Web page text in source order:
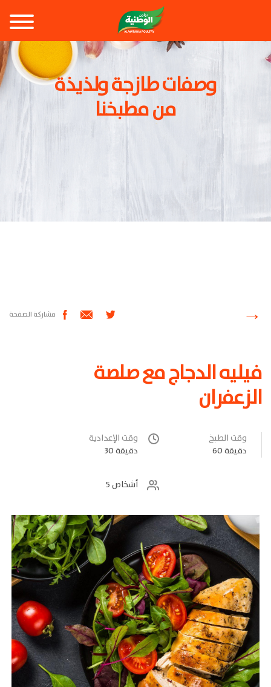
وصفات طازجة ولذيذة
من مطبخنا
فيليه الدجاج مع صلصة
الزعفران
وقت الإعدادية
30 دقيقة
وقت الطبخ
60 دقيقة
5 أشخاص